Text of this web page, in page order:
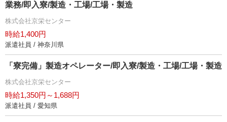
業務/即入寮/製造・工場/工場・製造
株式会社京栄センター
時給1,400円
派遣社員 / 神奈川県
「寮完備」製造オペレーター/即入寮/製造・工場/工場・製造
株式会社京栄センター
時給1,350円～1,688円
派遣社員 / 愛知県